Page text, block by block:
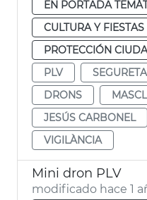
EN PORTADA
CULTURA Y
PROTECCIÓN
PLV
DRONS
JESÚS CARBONEL
VIGILÀNCIA
Mini dron PLV
modificado hace 1